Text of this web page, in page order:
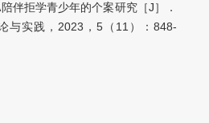
伴拒学青少年的个案研究［J］．
与实践，2023，5（11）：848-